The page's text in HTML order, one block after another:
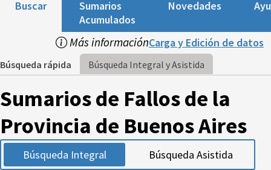
Buscar
Sumarios
Acumulados
Novedades
Más informaciónCarga y Edición de datos
Búsqueda rápida Búsqueda Integral y Asistida
Sumarios de Fallos de la
Provincia de Buenos Aires
Búsqueda Integral Búsqueda Asistida